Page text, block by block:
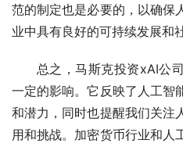
范的制定也是必要的，以确保
业中具有良好的可持续发展和
总之，马斯克投资xAI公
一定的影响。它反映了人工智
和潜力，同时也提醒我们关注
用和挑战。加密货币行业和人